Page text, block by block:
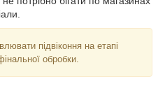
підвіконня на етапі
обробки.